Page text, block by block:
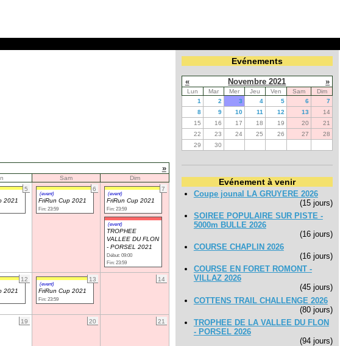
»
Sam
Dim
5
2021
6
(event)
FriRun Cup 2021
Fin: 23:59
7
(event)
FriRun Cup 2021
Fin: 23:59
(event)
TROPHEE
VALLEE DU FLON
- PORSEL 2021
Début: 09:00
Fin: 23:59
12
2021
13
(event)
FriRun Cup 2021
Fin: 23:59
14
19 20 21
Evénements
« Novembre 2021 »
Lun Mar Mer Jeu Ven Sam
Dim
1
2 3 4 5 6
7
8
9 10 11 12 13
14
15
16 17 18 19 20
21
22
23 24 25 26 27
28
29
30
Evénement à venir
Coupe jounal LA GRUYERE 2026
(15 jours)
SOIREE POPULAIRE SUR PISTE -
5000m BULLE 2026
(16 jours)
COURSE CHAPLIN 2026
(16 jours)
COURSE EN FORET ROMONT -
VILLAZ 2026
(45 jours)
COTTENS TRAIL CHALLENGE 2026
(80 jours)
TROPHEE DE LA VALLEE DU FLON
- PORSEL 2026
(94 jours)